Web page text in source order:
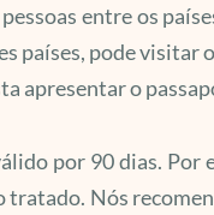
entre os
países, pode
apresentar o
por 90 dias.
Nós